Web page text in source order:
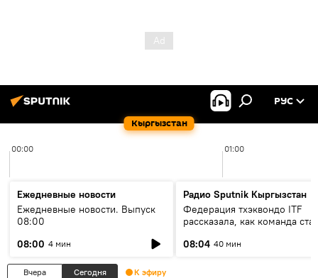
Кыргызстан
РУС
00:00 01:00
Ежедневные новости
Ежедневные новости. Выпуск
08:00
08:00 4 мин
Радио Sputnik Кыргызстан
Федерация тхэквондо ITF
рассказала, как команда
08:04 40 мин
Вчера Сегодня К эфиру